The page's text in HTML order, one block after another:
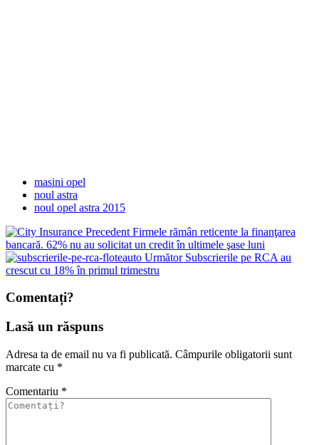
masini opel
noul astra
noul opel astra 2015
Precedent Firmele rămân reticente la finanţarea
bancară. 62% nu au solicitat un credit în ultimele şase luni
Următor Subscrierile pe RCA au
crescut cu 18% în primul trimestru
Comentați?
Lasă un răspuns
Adresa ta de email nu va fi publicată. Câmpurile obligatorii sunt
marcate cu *
Comentariu *